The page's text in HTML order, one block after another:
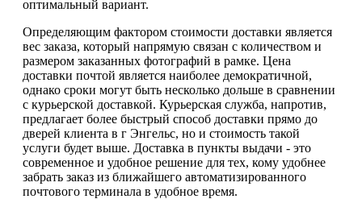
оптимальный вариант.
Определяющим фактором стоимости доставки является
вес заказа, который напрямую связан с количеством и
размером заказанных фотографий в рамке. Цена
доставки почтой является наиболее демократичной,
однако сроки могут быть несколько дольше в сравнении
с курьерской доставкой. Курьерская служба, напротив,
предлагает более быстрый способ доставки прямо до
дверей клиента в г Энгельс, но и стоимость такой
услуги будет выше. Доставка в пункты выдачи - это
современное и удобное решение для тех, кому удобнее
забрать заказ из ближайшего автоматизированного
почтового терминала в удобное время.